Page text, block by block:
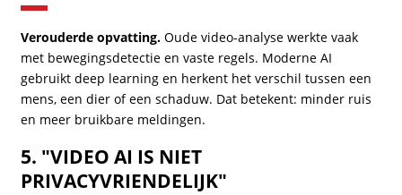
Verouderde opvatting. Oude video-analyse werkte vaak
met bewegingsdetectie en vaste regels. Moderne AI
gebruikt deep learning en herkent het verschil tussen een
mens, een dier of een schaduw. Dat betekent: minder ruis
en meer bruikbare meldingen.
5. "VIDEO AI IS NIET
PRIVACYVRIENDELIJK"